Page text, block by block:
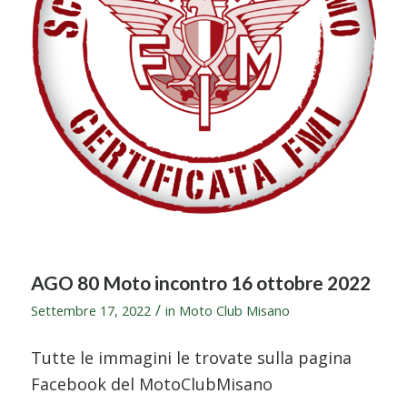
AGO 80 Moto incontro 16 ottobre 2022
Settembre 17, 2022 / in Moto Club Misano
Tutte le immagini le trovate sulla pagina
Facebook del MotoClubMisano